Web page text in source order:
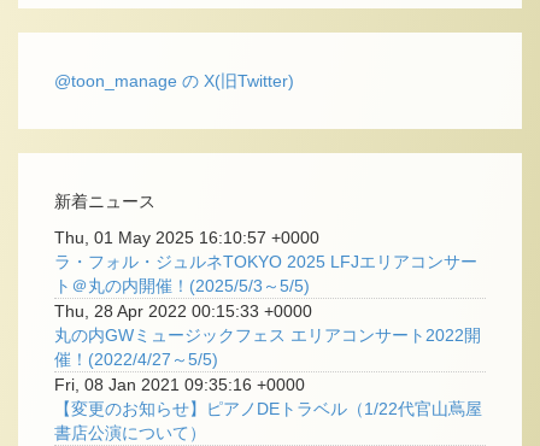
@toon_manage の X(旧Twitter)
新着ニュース
Thu, 01 May 2025 16:10:57 +0000
ラ・フォル・ジュルネTOKYO 2025 LFJエリアコンサー
ト＠丸の内開催！(2025/5/3～5/5)
Thu, 28 Apr 2022 00:15:33 +0000
丸の内GWミュージックフェス エリアコンサート2022開
催！(2022/4/27～5/5)
Fri, 08 Jan 2021 09:35:16 +0000
【変更のお知らせ】ピアノDEトラベル（1/22代官山蔦屋
書店公演について）